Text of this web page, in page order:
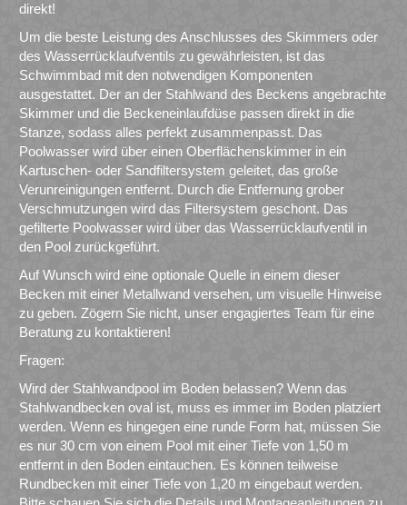
direkt!
Um die beste Leistung des Anschlusses des Skimmers oder
des Wasserrücklaufventils zu gewährleisten, ist das
Schwimmbad mit den notwendigen Komponenten
ausgestattet. Der an der Stahlwand des Beckens angebrachte
Skimmer und die Beckeneinlaufdüse passen direkt in die
Stanze, sodass alles perfekt zusammenpasst. Das
Poolwasser wird über einen Oberflächenskimmer in ein
Kartuschen- oder Sandfiltersystem geleitet, das große
Verunreinigungen entfernt. Durch die Entfernung grober
Verschmutzungen wird das Filtersystem geschont. Das
gefilterte Poolwasser wird über das Wasserrücklaufventil in
den Pool zurückgeführt.
Auf Wunsch wird eine optionale Quelle in einem dieser
Becken mit einer Metallwand versehen, um visuelle Hinweise
zu geben. Zögern Sie nicht, unser engagiertes Team für eine
Beratung zu kontaktieren!
Fragen:
Wird der Stahlwandpool im Boden belassen? Wenn das
Stahlwandbecken oval ist, muss es immer im Boden platziert
werden. Wenn es hingegen eine runde Form hat, müssen Sie
es nur 30 cm von einem Pool mit einer Tiefe von 1,50 m
entfernt in den Boden eintauchen. Es können teilweise
Rundbecken mit einer Tiefe von 1,20 m eingebaut werden.